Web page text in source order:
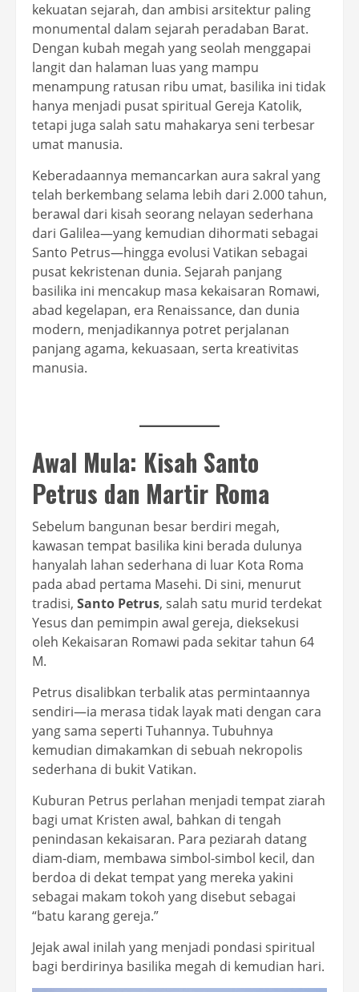
kekuatan sejarah, dan ambisi arsitektur paling
monumental dalam sejarah peradaban Barat.
Dengan kubah megah yang seolah menggapai
langit dan halaman luas yang mampu
menampung ratusan ribu umat, basilika ini tidak
hanya menjadi pusat spiritual Gereja Katolik,
tetapi juga salah satu mahakarya seni terbesar
umat manusia.
Keberadaannya memancarkan aura sakral yang
telah berkembang selama lebih dari 2.000 tahun,
berawal dari kisah seorang nelayan sederhana
dari Galilea—yang kemudian dihormati sebagai
Santo Petrus—hingga evolusi Vatikan sebagai
pusat kekristenan dunia. Sejarah panjang
basilika ini mencakup masa kekaisaran Romawi,
abad kegelapan, era Renaissance, dan dunia
modern, menjadikannya potret perjalanan
panjang agama, kekuasaan, serta kreativitas
manusia.
Awal Mula: Kisah Santo
Petrus dan Martir Roma
Sebelum bangunan besar berdiri megah,
kawasan tempat basilika kini berada dulunya
hanyalah lahan sederhana di luar Kota Roma
pada abad pertama Masehi. Di sini, menurut
tradisi, Santo Petrus, salah satu murid terdekat
Yesus dan pemimpin awal gereja, dieksekusi
oleh Kekaisaran Romawi pada sekitar tahun 64
M.
Petrus disalibkan terbalik atas permintaannya
sendiri—ia merasa tidak layak mati dengan cara
yang sama seperti Tuhannya. Tubuhnya
kemudian dimakamkan di sebuah nekropolis
sederhana di bukit Vatikan.
Kuburan Petrus perlahan menjadi tempat ziarah
bagi umat Kristen awal, bahkan di tengah
penindasan kekaisaran. Para peziarah datang
diam-diam, membawa simbol-simbol kecil, dan
berdoa di dekat tempat yang mereka yakini
sebagai makam tokoh yang disebut sebagai
“batu karang gereja.”
Jejak awal inilah yang menjadi pondasi spiritual
bagi berdirinya basilika megah di kemudian hari.